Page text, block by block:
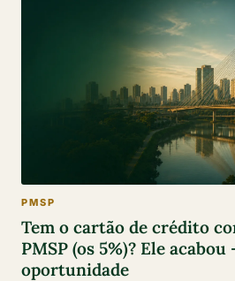
PMSP
Tem o cartão de crédito
PMSP (os 5%)? Ele
oportunidade